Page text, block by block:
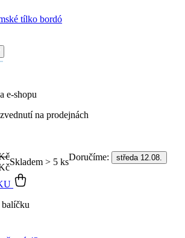
e-shopu
na prodejnách
Skladem > 5 ksDoručíme: středa 12.08.
balíčku